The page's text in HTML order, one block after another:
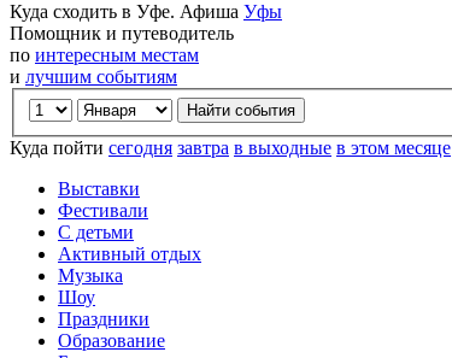
Куда сходить в Уфе. Афиша Уфы
Помощник и путеводитель
по интересным местам
и лучшим событиям
Куда пойти сегодня завтра в выходные в этом месяце
Выставки
Фестивали
С детьми
Активный отдых
Музыка
Шоу
Праздники
Образование